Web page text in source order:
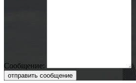
Сообщение:
отправить сообщение